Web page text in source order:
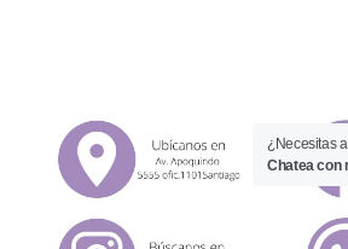
¿Necesitas
Chatea con